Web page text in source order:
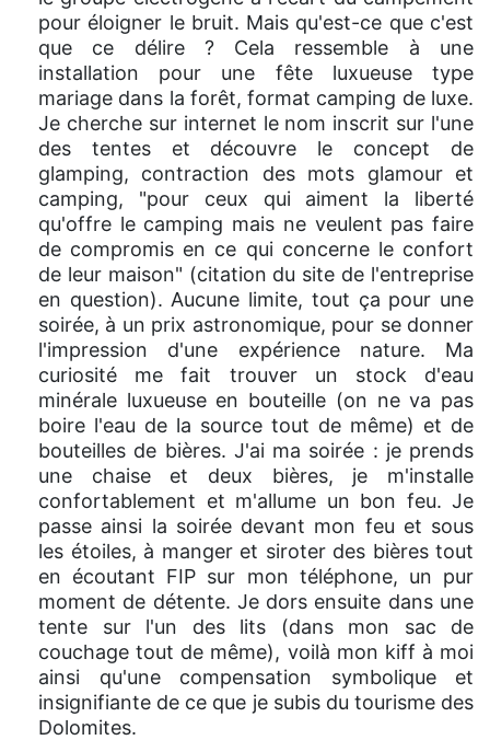
pour éloigner le bruit. Mais qu'est-ce que c'est
que ce délire ? Cela ressemble à une
installation pour une fête luxueuse type
mariage dans la forêt, format camping de luxe.
Je cherche sur internet le nom inscrit sur l'une
des tentes et découvre le concept de
glamping, contraction des mots glamour et
camping, "pour ceux qui aiment la liberté
qu'offre le camping mais ne veulent pas faire
de compromis en ce qui concerne le confort
de leur maison" (citation du site de l'entreprise
en question). Aucune limite, tout ça pour une
soirée, à un prix astronomique, pour se donner
l'impression d'une expérience nature. Ma
curiosité me fait trouver un stock d'eau
minérale luxueuse en bouteille (on ne va pas
boire l'eau de la source tout de même) et de
bouteilles de bières. J'ai ma soirée : je prends
une chaise et deux bières, je m'installe
confortablement et m'allume un bon feu. Je
passe ainsi la soirée devant mon feu et sous
les étoiles, à manger et siroter des bières tout
en écoutant FIP sur mon téléphone, un pur
moment de détente. Je dors ensuite dans une
tente sur l'un des lits (dans mon sac de
couchage tout de même), voilà mon kiff à moi
ainsi qu'une compensation symbolique et
insignifiante de ce que je subis du tourisme des
Dolomites.